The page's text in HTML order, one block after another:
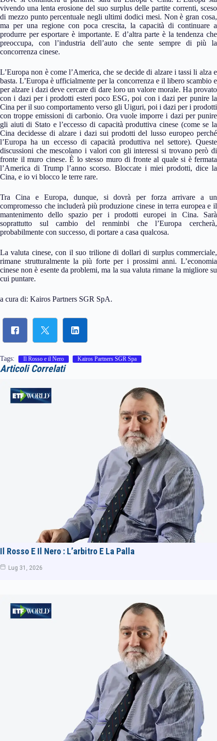
vivendo una lenta erosione del suo surplus delle partite correnti, sceso
di mezzo punto percentuale negli ultimi dodici mesi. Non è gran cosa,
ma per una regione con poca crescita, la capacità di continuare a
produrre per esportare è importante. E d’altra parte è la tendenza che
preoccupa, con l’industria dell’auto che sente sempre di più la
concorrenza cinese.
L’Europa non è come l’America, che se decide di alzare i tassi li alza e
basta. L’Europa è ufficialmente per la concorrenza e il libero scambio e
per alzare i dazi deve cercare di dare loro un valore morale. Ha provato
con i dazi per i prodotti esteri poco ESG, poi con i dazi per punire la
Cina per il suo comportamento verso gli Uiguri, poi i dazi per i prodotti
con troppe emissioni di carbonio. Ora vuole imporre i dazi per punire
gli aiuti di Stato e l’eccesso di capacità produttiva cinese (come se la
Cina decidesse di alzare i dazi sui prodotti del lusso europeo perché
l’Europa ha un eccesso di capacità produttiva nel settore). Queste
discussioni che mescolano i valori con gli interessi si trovano però di
fronte il muro cinese. È lo stesso muro di fronte al quale si è fermata
l’America di Trump l’anno scorso. Bloccate i miei prodotti, dice la
Cina, e io vi blocco le terre rare.
Tra Cina e Europa, dunque, si dovrà per forza arrivare a un
compromesso che includerà più produzione cinese in terra europea e il
mantenimento dello spazio per i prodotti europei in Cina. Sarà
soprattutto sul cambio del renminbi che l’Europa cercherà,
probabilmente con successo, di portare a casa qualcosa.
La valuta cinese, con il suo trilione di dollari di surplus commerciale,
rimane strutturalmente la più forte per i prossimi anni. L’economia
cinese non è esente da problemi, ma la sua valuta rimane la migliore su
cui puntare.
a cura di: Kairos Partners SGR SpA.
Tags: Il Rosso e il Nero Kairos Partners SGR Spa
Articoli Correlati
Il Rosso E Il Nero : L’arbitro E La Palla
Lug 31, 2026